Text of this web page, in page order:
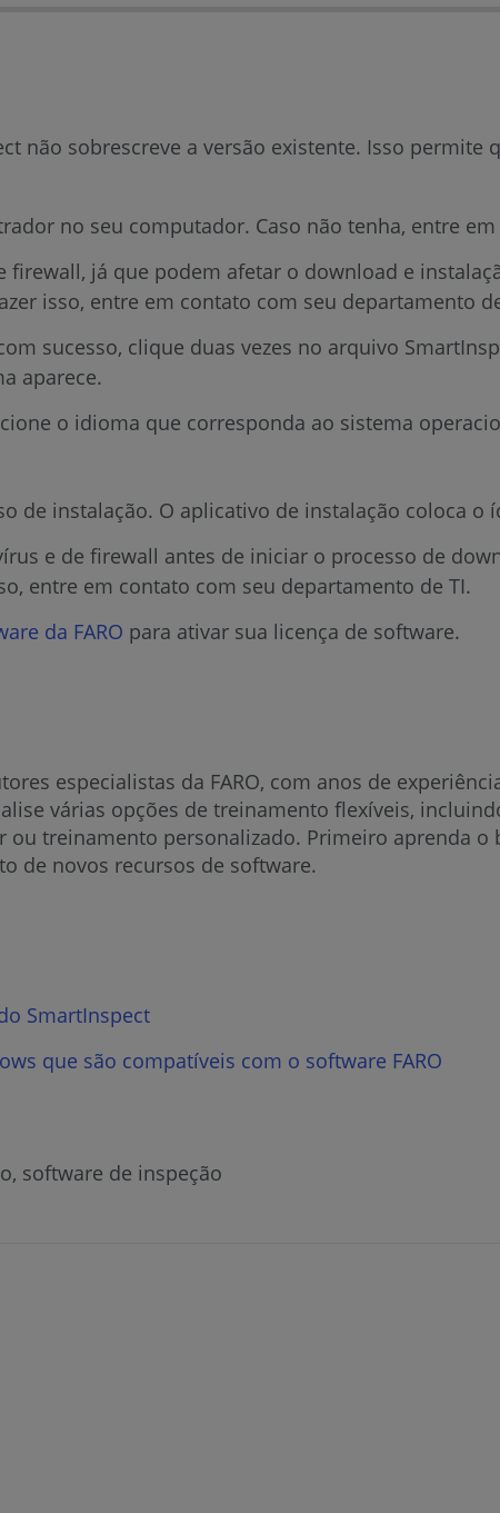
não sobrescreve a versão existente. Isso permite
no seu computador. Caso não tenha, entre
firewall, já que podem afetar o download e
isso, entre em contato com seu departamento
sucesso, clique duas vezes no arquivo
aparece.
o idioma que corresponda ao sistema
de instalação. O aplicativo de instalação coloca o
e de firewall antes de iniciar o processo de
entre em contato com seu departamento de TI.
da FARO para ativar sua licença de software.
especialistas da FARO, com anos de
várias opções de treinamento flexíveis,
treinamento personalizado. Primeiro aprenda o
de novos recursos de software.
SmartInspect
que são compatíveis com o software FARO
software de inspeção